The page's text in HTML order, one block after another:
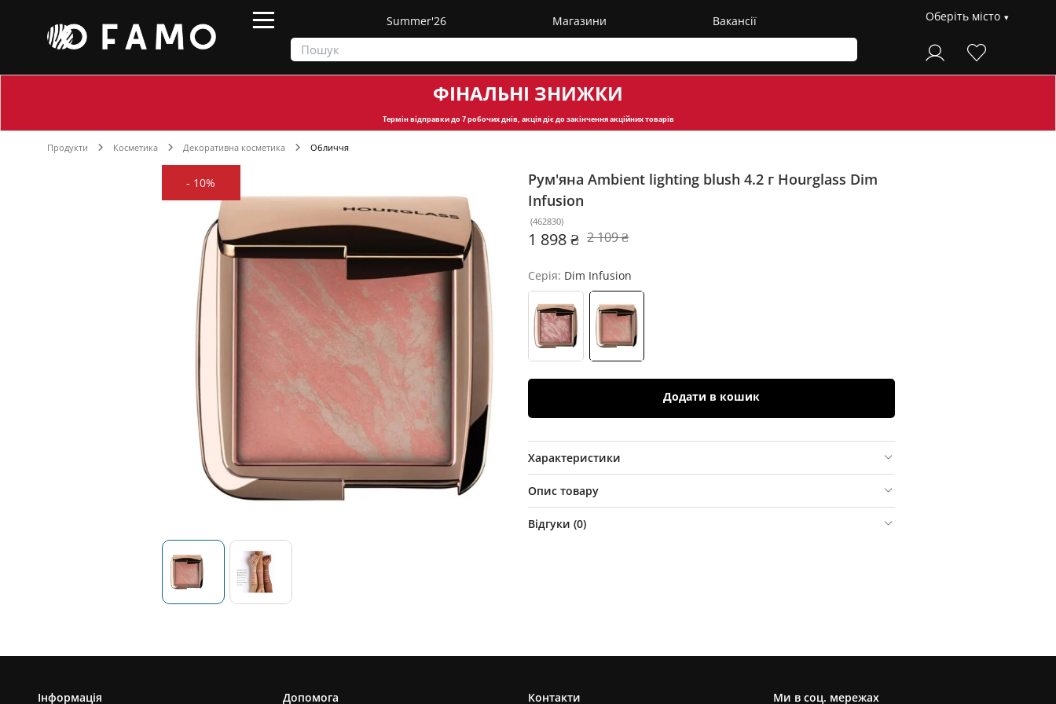
Summer'26 Магазини Вакансії Оберіть місто
ФІНАЛЬНІ ЗНИЖКИ
Термін відправкидо 7 робочих днів, акція діє до закінчення акційних товарів
Продукти Косметика Декоративна косметика Обличчя
- 10% Рум'яна Ambient lighting blush 4.2 г Hourglass Dim
Infusion
(462830)
1 898 ₴ 2 109 ₴
Серія: Dim Infusion
Додати в кошик
Характеристики
Опис товару
Відгуки (0)
Інформація Допомога Контакти Ми в соц. мережах